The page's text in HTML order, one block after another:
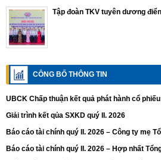
Tập đoàn TKV tuyên dương
CÔNG BỐ THÔNG TIN
UBCK Chấp thuận kết quả phát hành cổ
Giải trình kết qủa SXKD quý II. 2026
Báo cáo tài chính quý II. 2026 – Công ty mẹ
Báo cáo tài chính quý II. 2026 – Hợp nhất